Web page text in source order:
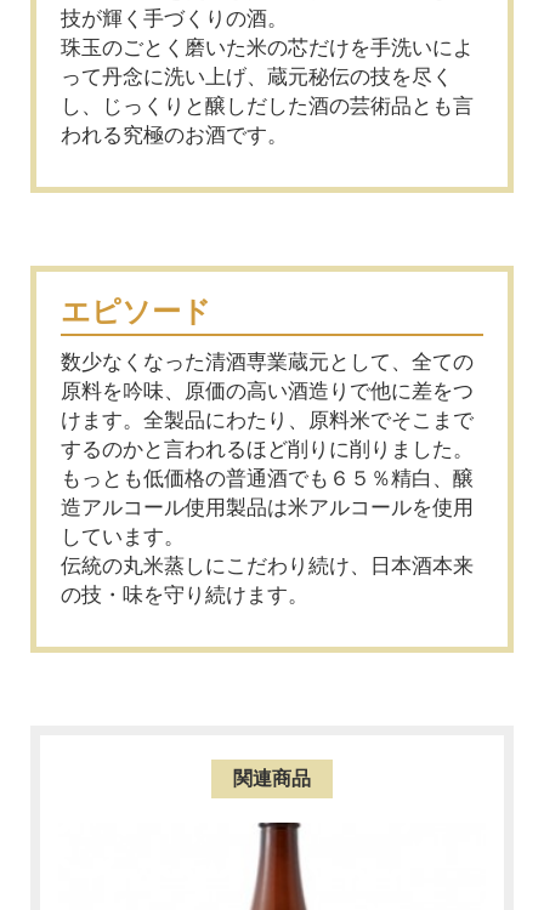
技が輝く手づくりの酒。
珠玉のごとく磨いた米の芯だけを手洗いによ
って丹念に洗い上げ、蔵元秘伝の技を尽く
し、じっくりと醸しだした酒の芸術品とも言
われる究極のお酒です。
エピソード
数少なくなった清酒専業蔵元として、全ての
原料を吟味、原価の高い酒造りで他に差をつ
けます。全製品にわたり、原料米でそこまで
するのかと言われるほど削りに削りました。
もっとも低価格の普通酒でも６５％精白、醸
造アルコール使用製品は米アルコールを使用
しています。
伝統の丸米蒸しにこだわり続け、日本酒本来
の技・味を守り続けます。
関連商品